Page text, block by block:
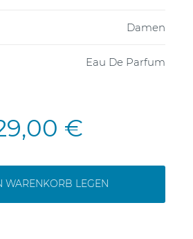
Damen
Eau De Parfum
€
WARENKORB LEGEN